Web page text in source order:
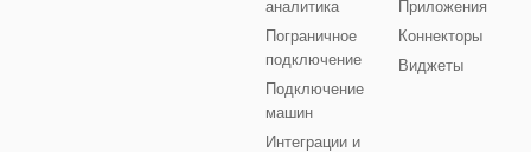
аналитика
Пограничное
подключение
Подключение
машин
Интеграции и
Приложения
Коннекторы
Виджеты